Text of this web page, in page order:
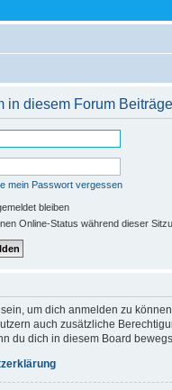
in diesem Forum
mein Passwort vergessen
bleiben
Online-Status während dieser
um dich anmelden zu
auch zusätzliche
du dich in diesem Board